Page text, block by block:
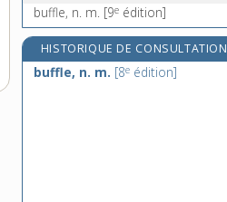
buffle, n. m. [9e édition]
HISTORIQUE DE CONSULTATION
buffle, n. m. [8e édition]